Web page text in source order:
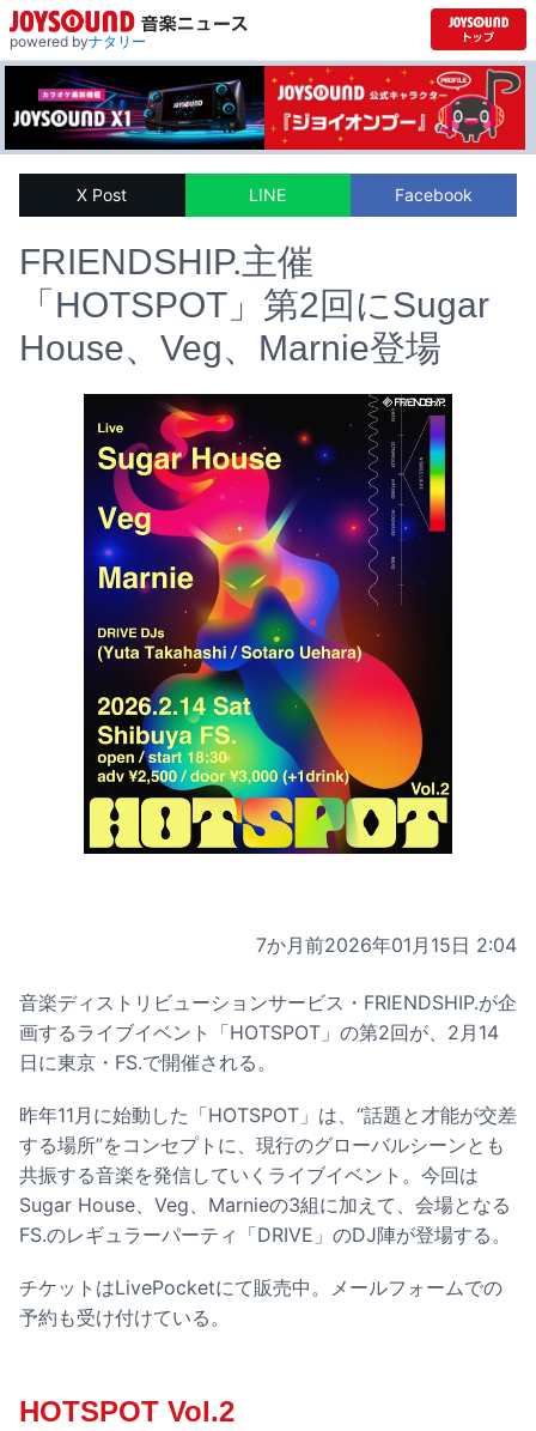
powered byナタリー
X Post LINE Facebook
FRIENDSHIP.主催
「HOTSPOT」第2回にSugar
House、Veg、Marnie登場
7か月前2026年01月15日 2:04
音楽ディストリビューションサービス・FRIENDSHIP.が企
画するライブイベント「HOTSPOT」の第2回が、2月14
日に東京・FS.で開催される。
昨年11月に始動した「HOTSPOT」は、“話題と才能が交差
する場所”をコンセプトに、現行のグローバルシーンとも
共振する音楽を発信していくライブイベント。今回は
Sugar House、Veg、Marnieの3組に加えて、会場となる
FS.のレギュラーパーティ「DRIVE」のDJ陣が登場する。
チケットはLivePocketにて販売中。メールフォームでの
予約も受け付けている。
HOTSPOT Vol.2